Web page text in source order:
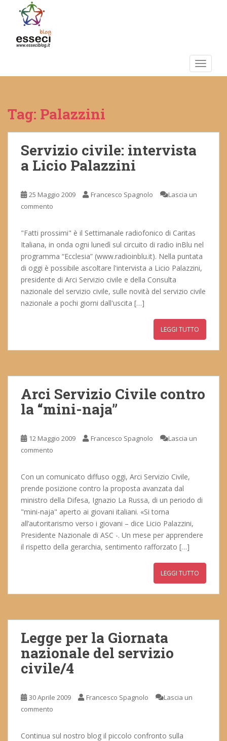
m
Tag: Palazzini
Servizio civile: intervista
a Licio Palazzini
25 Maggio 2009 Francesco Spagnolo
Lascia un
commento
"Fatti prossimi" è il Settimanale radiofonico di Caritas
Italiana, in onda ogni lunedì sul circuito di radio inBlu nel
programma “Ecclesia” (www.radioinblu.it). Nella puntata
di oggi è possibile ascoltare l'intervista a Licio Palazzini,
presidente di Arci Servizio civile e della Consulta
nazionale del servizio civile, sulle novità del servizio civile
nazionale a pochi giorni dall'uscita […]
LEGGI TUTTO
Arci Servizio Civile contro
la “mini-naja”
12 Maggio 2009 Francesco Spagnolo
Lascia un
commento
Con un comunicato diffuso oggi, Arci Servizio Civile,
prende posizione contro la proposta avanzata dal
ministro della Difesa, Ignazio La Russa, di un periodo di
"mini-naja" aperto ai giovani italiani. «Si torna
all’autoritarismo verso i giovani – dice Licio Palazzini,
Presidente Nazionale di ASC -. Un mese per apprendere
il rispetto della gerarchia, sentimento rafforzato […]
LEGGI TUTTO
Legge per la Giornata
nazionale del servizio
civile/4
30 Aprile 2009 Francesco Spagnolo
Lascia un
commento
Continua sul nostro blog il piccolo confronto sulla